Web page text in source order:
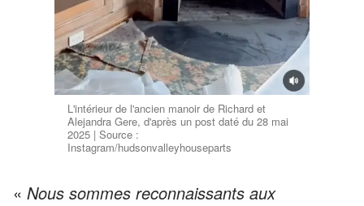
L'intérieur de l'ancien manoir de Richard et
Alejandra Gere, d'après un post daté du 28 mai
2025 | Source :
Instagram/hudsonvalleyhouseparts
« Nous sommes reconnaissants aux